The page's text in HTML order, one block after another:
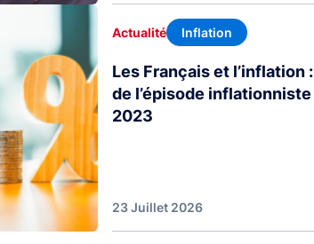
Actualité Inflation
Les Français et l’inflation
de l’épisode
2023
23 Juillet 2026